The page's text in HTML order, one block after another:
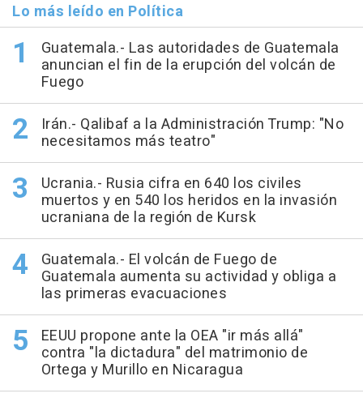
Lo más leído en Política
Guatemala.- Las autoridades de Guatemala
anuncian el fin de la erupción del volcán de
Fuego
Irán.- Qalibaf a la Administración Trump: "No
necesitamos más teatro"
Ucrania.- Rusia cifra en 640 los civiles
muertos y en 540 los heridos en la invasión
ucraniana de la región de Kursk
Guatemala.- El volcán de Fuego de
Guatemala aumenta su actividad y obliga a
las primeras evacuaciones
EEUU propone ante la OEA "ir más allá"
contra "la dictadura" del matrimonio de
Ortega y Murillo en Nicaragua